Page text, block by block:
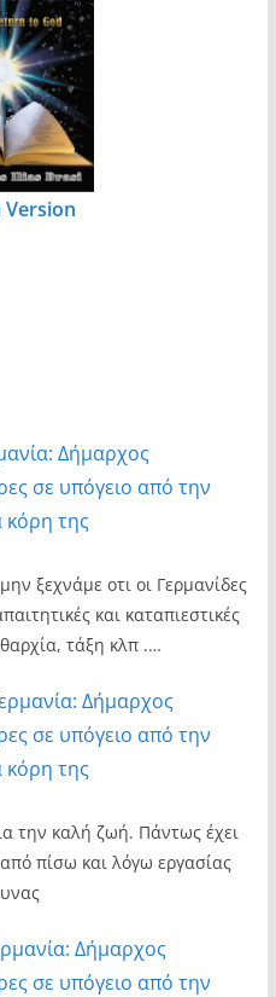
Version
Δήμαρχος
σε υπόγειο από την
κόρη της
ξεχνάμε οτι οι Γερμανίδες
και καταπιεστικές
τάξη κλπ .…
Δήμαρχος
σε υπόγειο από την
κόρη της
την καλή ζωή. Πάντως έχει
πίσω και λόγω εργασίας
Δήμαρχος
σε υπόγειο από την